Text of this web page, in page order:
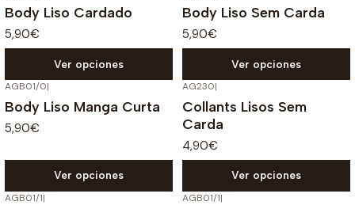
Body Liso Cardado
5,90€
Ver opciones
Body Liso Sem Carda
5,90€
Ver opciones
AGB01/0|
Body Liso Manga Curta
5,90€
Ver opciones
AG230|
Collants Lisos Sem
Carda
4,90€
Ver opciones
AGB01/1| AGB01/1|